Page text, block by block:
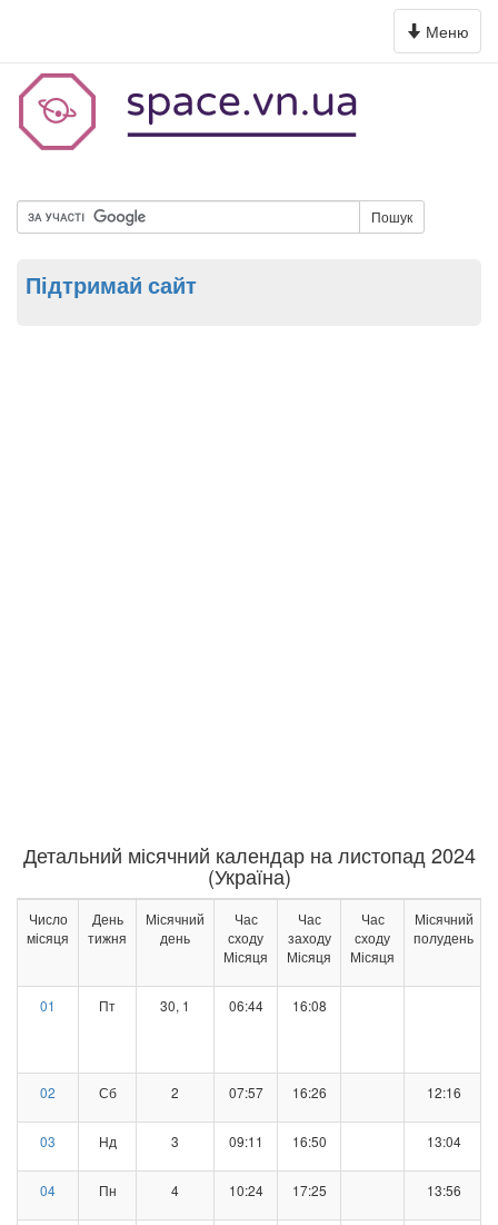
Toggle
navigation
Меню
Пошук
Підтримай сайт
Детальний місячний календар на листопад 2024
(Україна)
Число
місяця
День
тижня
Місячний
день
Час
сходу
Місяця
Час
заходу
Місяця
Час
сходу
Місяця
Місячний
полудень
01 Пт 30, 1 06:44 16:08
02 Сб 2 07:57 16:26 12:16
03 Нд 3 09:11 16:50 13:04
04 Пн 4 10:24 17:25 13:56